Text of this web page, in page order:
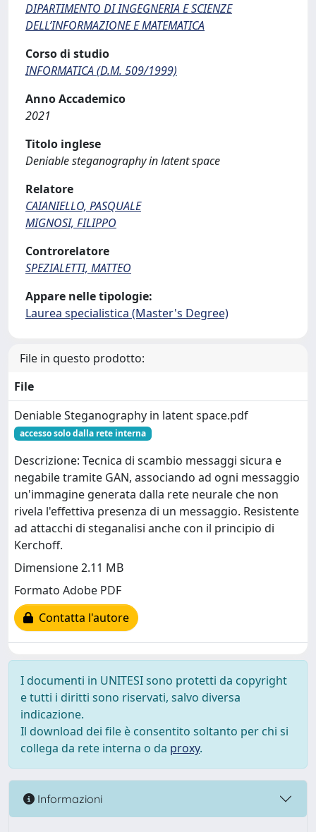
DIPARTIMENTO DI INGEGNERIA E SCIENZE
DELL’INFORMAZIONE E MATEMATICA
Corso di studio
INFORMATICA (D.M. 509/1999)
Anno Accademico
2021
Titolo inglese
Deniable steganography in latent space
Relatore
CAIANIELLO, PASQUALE
MIGNOSI, FILIPPO
Controrelatore
SPEZIALETTI, MATTEO
Appare nelle tipologie:
Laurea specialistica (Master's Degree)
File in questo prodotto:
File
Deniable Steganography in latent space.pdf
accesso solo dalla rete interna
Descrizione: Tecnica di scambio messaggi sicura e
negabile tramite GAN, associando ad ogni messaggio
un'immagine generata dalla rete neurale che non
rivela l'effettiva presenza di un messaggio. Resistente
ad attacchi di steganalisi anche con il principio di
Kerchoff.
Dimensione 2.11 MB
Formato Adobe PDF
Contatta l'autore
I documenti in UNITESI sono protetti da copyright
e tutti i diritti sono riservati, salvo diversa
indicazione.
Il download dei file è consentito soltanto per chi si
collega da rete interna o da proxy.
Informazioni